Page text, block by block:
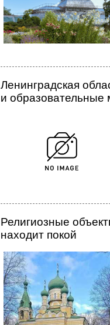
Ленинградская
и образовательные
Религиозные
находит покой